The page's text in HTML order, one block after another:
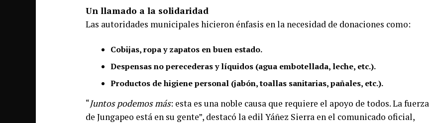
Un llamado a la solidaridad
Las autoridades municipales hicieron énfasis en la necesidad de donaciones como:
Cobijas, ropa y zapatos en buen estado.
Despensas no perecederas y líquidos (agua embotellada, leche, etc.).
Productos de higiene personal (jabón, toallas sanitarias, pañales, etc.).
“Juntos podemos más: esta es una noble causa que requiere el apoyo de todos. La fuerza
de Jungapeo está en su gente”, destacó la edil Yáñez Sierra en el comunicado oficial,